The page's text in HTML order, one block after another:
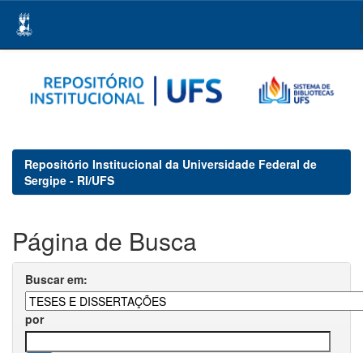
navigation
Repositório Institucional da Universidade Federal de
Sergipe - RI/UFS
Página de Busca
Buscar em:
por